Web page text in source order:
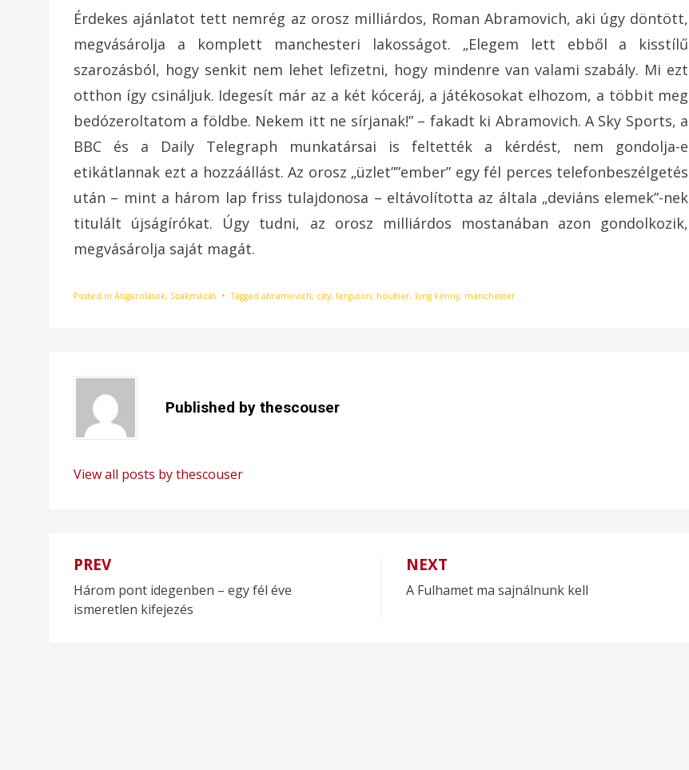
Érdekes ajánlatot tett nemrég az orosz milliárdos, Roman Abramovich, aki úgy döntött,
megvásárolja a komplett manchesteri lakosságot. „Elegem lett ebből a kisstílű
szarozásból, hogy senkit nem lehet lefizetni, hogy mindenre van valami szabály. Mi ezt
otthon így csináljuk. Idegesít már az a két kóceráj, a játékosokat elhozom, a többit meg
bedózeroltatom a földbe. Nekem itt ne sírjanak!” – fakadt ki Abramovich. A Sky Sports, a
BBC és a Daily Telegraph munkatársai is feltették a kérdést, nem gondolja-e
etikátlannak ezt a hozzáállást. Az orosz „üzlet””ember” egy fél perces telefonbeszélgetés
után – mint a három lap friss tulajdonosa – eltávolította az általa „deviáns elemek”-nek
titulált újságírókat. Úgy tudni, az orosz milliárdos mostanában azon gondolkozik,
megvásárolja saját magát.
Posted in Átigazolások, Szakmázás Tagged abramovich, city, ferguson, houllier, king kenny, manchester
Published by thescouser
View all posts by thescouser
Bejegyzés
navigáció
PREV
Három pont idegenben – egy fél éve
ismeretlen kifejezés
NEXT
A Fulhamet ma sajnálnunk kell